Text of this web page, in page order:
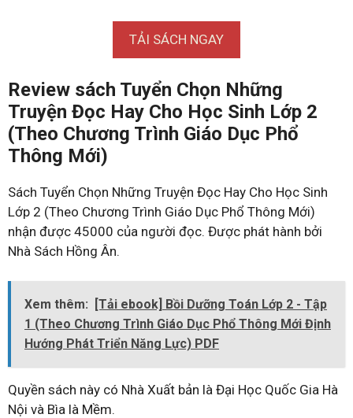
TẢI SÁCH NGAY
Review sách Tuyển Chọn Những
Truyện Đọc Hay Cho Học Sinh Lớp 2
(Theo Chương Trình Giáo Dục Phổ
Thông Mới)
Sách Tuyển Chọn Những Truyện Đọc Hay Cho Học Sinh
Lớp 2 (Theo Chương Trình Giáo Dục Phổ Thông Mới)
nhận được 45000 của người đọc. Được phát hành bởi
Nhà Sách Hồng Ân.
Xem thêm:
[Tải ebook] Bồi Dưỡng Toán Lớp 2 - Tập
1 (Theo Chương Trình Giáo Dục Phổ Thông Mới Định
Hướng Phát Triển Năng Lực) PDF
Quyền sách này có Nhà Xuất bản là Đại Học Quốc Gia Hà
Nội và Bìa là Mềm.